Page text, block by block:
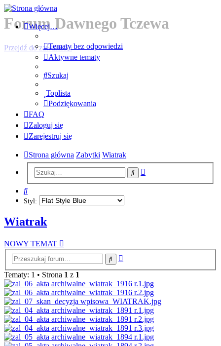
Forum Dawnego Tczewa
Przejdź do zawartości
Więcej…
Tematy bez odpowiedzi
Aktywne tematy
Szukaj
Toplista
Podziękowania
FAQ
Zaloguj się
Zarejestruj się
Strona główna Zabytki Wiatrak
Szukaj
Szukaj
Styl:
Wiatrak
NOWY TEMAT
Szukaj
Tematy: 1 • Strona 1 z 1